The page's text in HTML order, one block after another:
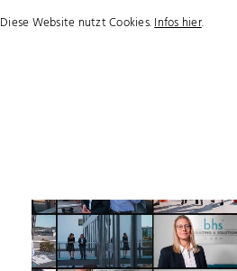
Diese Website nutzt Cookies.Infos hier.